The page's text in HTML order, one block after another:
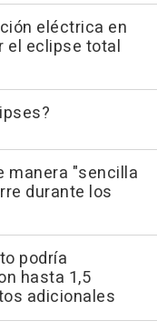
eléctrica en
el eclipse total
manera "sencilla
durante los
podría
hasta 1,5
adicionales